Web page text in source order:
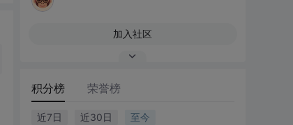
加入社区
积分榜 荣誉榜
近7日 近30日 至今